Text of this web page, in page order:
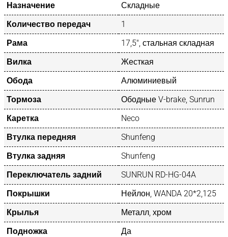
Назначение
Складные
Количество передач
1
Рама
17,5″, стальная складная
Вилка
Жесткая
Обода
Алюминиевый
Тормоза
Ободные V-brake, Sunrun
Каретка
Neco
Втулка передняя
Shunfeng
Втулка задняя
Shunfeng
Переключатель задний
SUNRUN RD-HG-04A
Покрышки
Нейлон, WANDA 20*2,125
Крылья
Металл, хром
Подножка
Да